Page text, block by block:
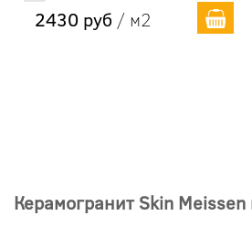
2430 руб / м2
Керамогранит Skin